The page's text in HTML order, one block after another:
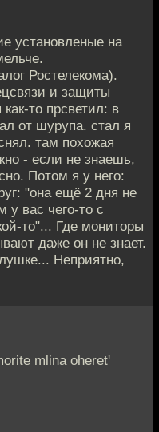
установленые на
Ростелекома).
и защиты
то прсветил: в
от шурупа. стал я
там похожая
- если не знаешь,
Потом я у него:
"она ещё 2 дня не
у вас чего-то с
то"... Где мониторы
даже он не знает.
Неприятно,
mlina oheret'